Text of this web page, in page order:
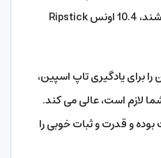
خواهند کار ساده ‌تری داشته باشند، 10.4 اونس Ripstick
راکت آن را برای یادگیری تاپ اسپین،
لازم است، عالی می کند.
بوده و قدرت و ثبات خوبی را